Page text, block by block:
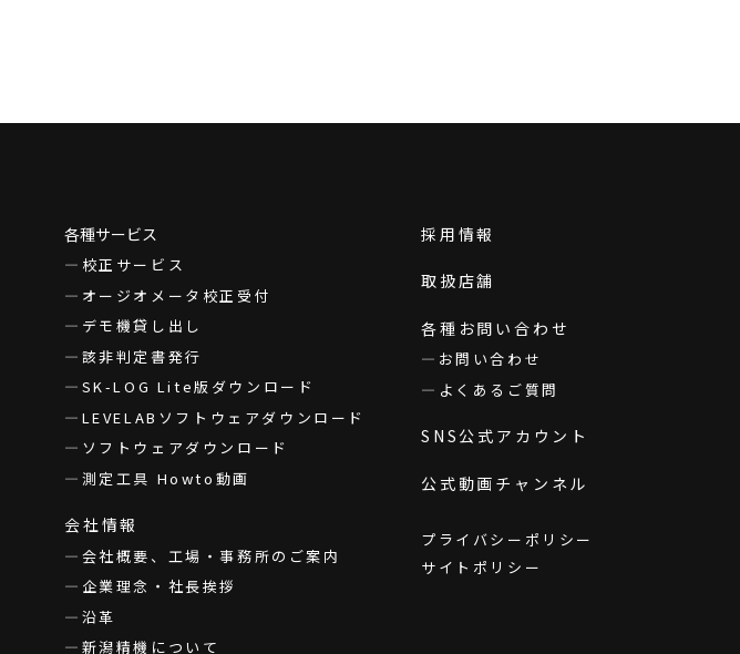
各種サービス
校正サービス
オージオメータ校正受付
デモ機貸し出し
該非判定書発行
SK-LOG Lite版ダウンロード
LEVELABソフトウェアダウンロード
ソフトウェアダウンロード
測定工具 Howto動画
会社情報
会社概要、工場・事務所のご案内
企業理念・社長挨拶
沿革
新潟精機について
採用情報
取扱店舗
各種お問い合わせ
お問い合わせ
よくあるご質問
SNS公式アカウント
公式動画チャンネル
プライバシーポリシー
サイトポリシー